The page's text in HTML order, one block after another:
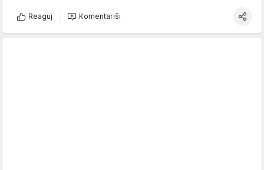
Reaguj Komentariši